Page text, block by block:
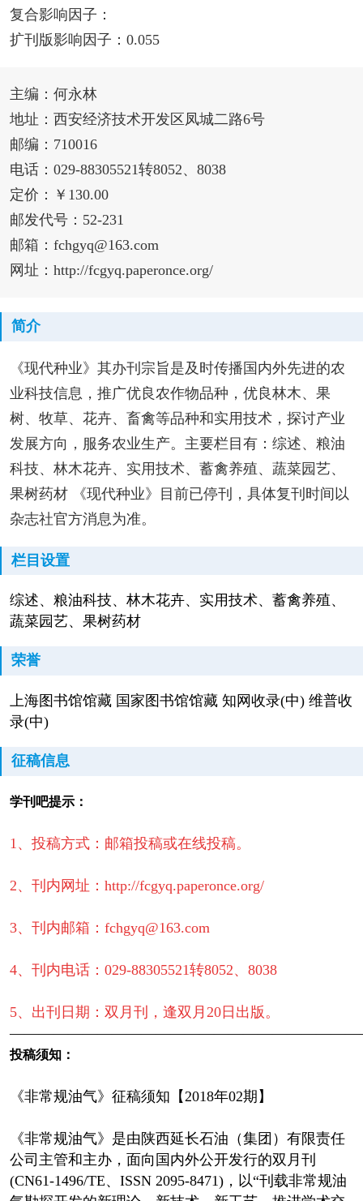
复合影响因子：
扩刊版影响因子：0.055
主编：何永林
地址：西安经济技术开发区凤城二路6号
邮编：710016
电话：029-88305521转8052、8038
定价：￥130.00
邮发代号：52-231
邮箱：fchgyq@163.com
网址：http://fcgyq.paperonce.org/
简介
《现代种业》其办刊宗旨是及时传播国内外先进的农
业科技信息，推广优良农作物品种，优良林木、果
树、牧草、花卉、畜禽等品种和实用技术，探讨产业
发展方向，服务农业生产。主要栏目有：综述、粮油
科技、林木花卉、实用技术、蓄禽养殖、蔬菜园艺、
果树药材 《现代种业》目前已停刊，具体复刊时间以
杂志社官方消息为准。
栏目设置
综述、粮油科技、林木花卉、实用技术、蓄禽养殖、
蔬菜园艺、果树药材
荣誉
上海图书馆馆藏 国家图书馆馆藏 知网收录(中) 维普收
录(中)
征稿信息
学刊吧提示：
1、投稿方式：邮箱投稿或在线投稿。
2、刊内网址：http://fcgyq.paperonce.org/
3、刊内邮箱：fchgyq@163.com
4、刊内电话：029-88305521转8052、8038
5、出刊日期：双月刊，逢双月20日出版。
投稿须知：
《非常规油气》征稿须知【2018年02期】
《非常规油气》是由陕西延长石油（集团）有限责任
公司主管和主办，面向国内外公开发行的双月刊
(CN61-1496/TE、ISSN 2095-8471)，以“刊载非常规油